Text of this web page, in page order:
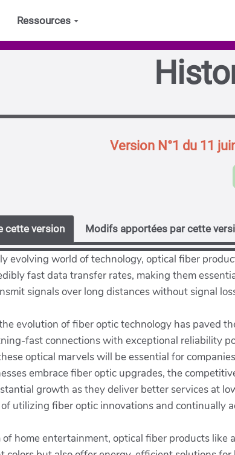
Ressources
Version N°1 du 11
cette version Modifs apportées par cette